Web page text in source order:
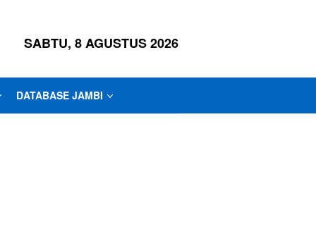
SABTU, 8 AGUSTUS 2026
DATABASE JAMBI